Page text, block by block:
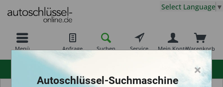
Menü Anfrage Suchen Service Warenkorb
Mein Konto
Select Language ▼
×
Autoschlüssel-Suchmaschine